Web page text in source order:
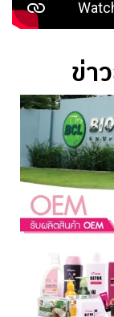
ข่า